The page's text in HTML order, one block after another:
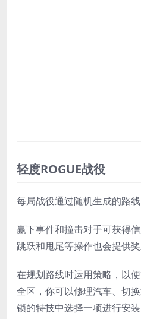
轻度ROGUE战役
每局战役通过随机生成的路
赢下事件和撞击对手可获得
跳跃和甩尾等操作也会提供奖
在规划路线时运用策略，以
全区，你可以修理汽车、切
锁的特技中选择一项进行安装